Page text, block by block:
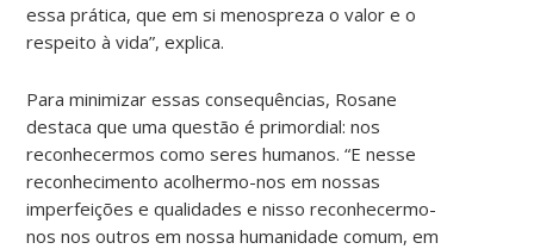
essa prática, que em si menospreza o valor e o
respeito à vida”, explica.
Para minimizar essas consequências, Rosane
destaca que uma questão é primordial: nos
reconhecermos como seres humanos. “E nesse
reconhecimento acolhermo-nos em nossas
imperfeições e qualidades e nisso reconhecermo-
nos nos outros em nossa humanidade comum, em